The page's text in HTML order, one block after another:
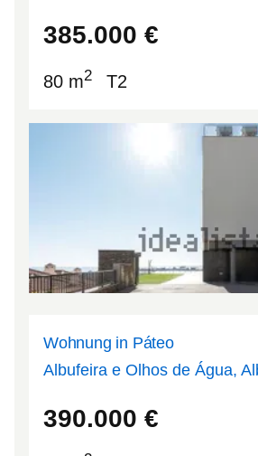
385.000 €
80 m2 T2
Wohnung in Páteo
Albufeira e Olhos de Água,
390.000 €